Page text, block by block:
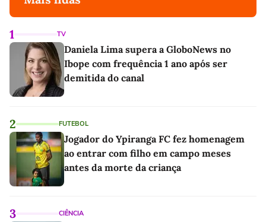
1 TV
Daniela Lima supera a GloboNews no
Ibope com frequência 1 ano após ser
demitida do canal
2 FUTEBOL
Jogador do Ypiranga FC fez homenagem
ao entrar com filho em campo meses
antes da morte da criança
3 CIÊNCIA